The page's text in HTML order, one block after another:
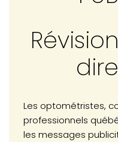
VOTRE PRATIQUE :
VOTRE PRATIQUE :
MESSAGE DU BUREAU
du patient
VOTRE FORMATION
Les optométristes,
professionnels
les messages